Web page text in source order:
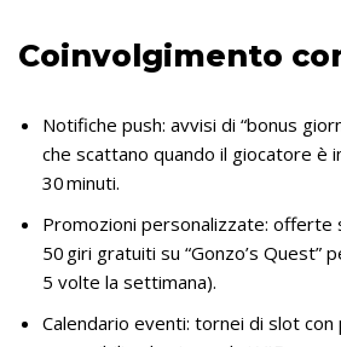
Coinvolgimento
Notifiche push: avvisi di “bonus
che scattano quando il giocatore è
30 minuti.
Promozioni personalizzate: offerte
50 giri gratuiti su “Gonzo’s Quest”
5 volte la settimana).
Calendario eventi: tornei di slot